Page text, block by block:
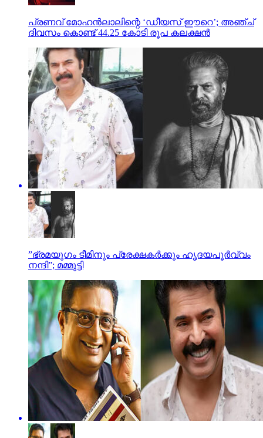
പ്രണവ് മോഹന്‍ലാലിന്റെ ‘ഡീയസ് ഈറെ’; അഞ്ച്
ദിവസം കൊണ്ട് 44.25 കോടി രൂപ കലക്ഷന്‍
”ഭ്രമയുഗം ടീമിനും പ്രേക്ഷകര്‍ക്കും ഹൃദയപൂര്‍വ്വം
നന്ദി”; മമ്മുട്ടി